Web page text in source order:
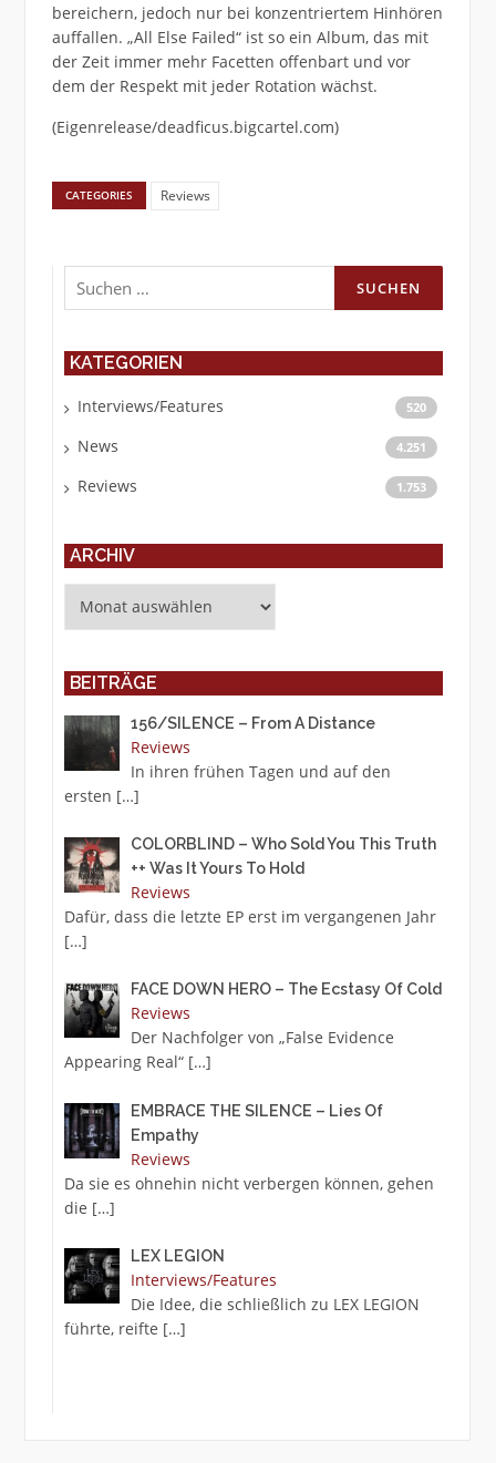
bereichern, jedoch nur bei konzentriertem Hinhören
auffallen. „All Else Failed“ ist so ein Album, das mit
der Zeit immer mehr Facetten offenbart und vor
dem der Respekt mit jeder Rotation wächst.
(Eigenrelease/deadficus.bigcartel.com)
CATEGORIES Reviews
Suchen
nach:
KATEGORIEN
Interviews/Features 520
News 4.251
Reviews 1.753
ARCHIV
BEITRÄGE
156/SILENCE – From A Distance
Reviews
In ihren frühen Tagen und auf den
ersten […]
COLORBLIND – Who Sold You This Truth
++ Was It Yours To Hold
Reviews
Dafür, dass die letzte EP erst im vergangenen Jahr
[…]
FACE DOWN HERO – The Ecstasy Of Cold
Reviews
Der Nachfolger von „False Evidence
Appearing Real“ […]
EMBRACE THE SILENCE – Lies Of
Empathy
Reviews
Da sie es ohnehin nicht verbergen können, gehen
die […]
LEX LEGION
Interviews/Features
Die Idee, die schließlich zu LEX LEGION
führte, reifte […]